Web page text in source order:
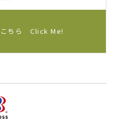
ちら Click Me!